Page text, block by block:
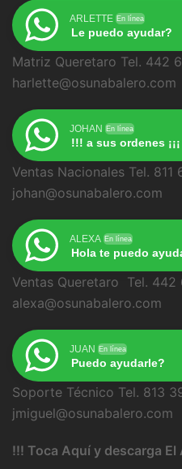
ARLETTE En línea
Le puedo ayudar?
Matriz Queretaro
harlette@osunabalero.com
JOHAN En línea
!!! a sus ordenes ¡¡¡
Ventas Nacionales Tel.
johan@osunabalero.com
ALEXA En línea
Hola te puedo
Ventas Queretaro
alexa@osunabalero.com
JUAN En línea
Puedo ayudarle?
Soporte Técnico
jmiguel@osunabalero.com
!!! Toca Aquí y descarga El